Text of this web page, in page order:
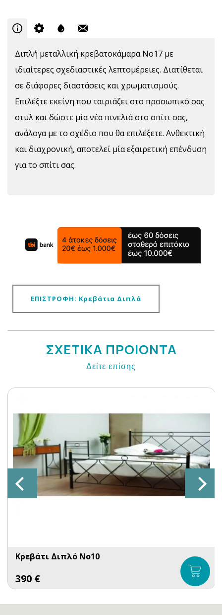
Διπλή μεταλλική κρεβατοκάμαρα Νο17 με
ιδιαίτερες σχεδιαστικές λεπτομέρειες. Διατίθεται
σε διάφορες διαστάσεις και χρωματισμούς.
Επιλέξτε εκείνη που ταιριάζει στο προσωπικό σας
στυλ και δώστε μία νέα πινελιά στο σπίτι σας,
ανάλογα με το σχέδιο που θα επιλέξετε. Ανθεκτική
και διαχρονική, αποτελεί μία εξαιρετική επένδυση
για το σπίτι σας.
ΕΠΙΣΤΡΟΦΗ: Κρεβάτια Διπλά
ΣΧΕΤΙΚΑ ΠΡΟΙΟΝΤΑ
Δείτε επίσης
Κρεβάτι Διπλό No10
390 €